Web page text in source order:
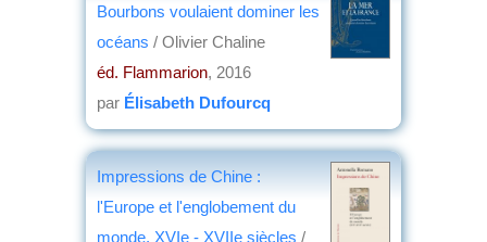
Bourbons voulaient dominer les
océans / Olivier Chaline
éd. Flammarion, 2016
par Élisabeth Dufourcq
Impressions de Chine :
l'Europe et l'englobement du
monde, XVIe - XVIIe siècles /